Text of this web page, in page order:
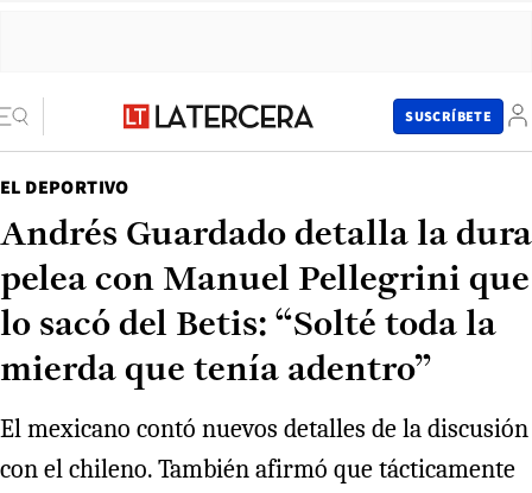
SUSCRÍBETE
EL DEPORTIVO
Andrés Guardado detalla la dura
pelea con Manuel Pellegrini que
lo sacó del Betis: “Solté toda la
mierda que tenía adentro”
El mexicano contó nuevos detalles de la discusión
con el chileno. También afirmó que tácticamente